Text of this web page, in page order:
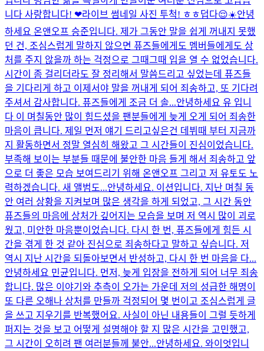
니다 사랑합니다! ❤라이브 썸네일 사진 투척! ㅎㅎ덥다😌☀️안녕
하세요 온앤오프 승준입니다. 제가 그동안 말을 쉽게 꺼내지 못했
던 건, 조심스럽게 말하지 않으면 퓨즈들에게도 멤버들에게도 상
처를 주지 않을까 하는 걱정으로 그때그때 입을 열 수 없었습니다.
시간이 좀 걸리더라도 잘 정리해서 말씀드리고 싶었는데 퓨즈들
을 기다리게 하고 이제서야 말을 꺼내게 되어 죄송하고, 또 기다려
주셔서 감사합니다. 퓨즈들에게 조금 더 솔...안녕하세요 유 입니
다 이 며칠동안 많이 힘드셨을 팬분들에게 늦게 오게 되어 죄송한
마음이 큽니다. 제일 먼저 얘기 드리고싶은건 데뷔때 부터 지금까
지 활동하면서 정말 열심히 해왔고 그 시간들이 진심이었습니다.
부족해 보이는 부분들 때문에 불안한 마음 들게 해서 죄송하고 앞
으로 더 좋은 모습 보여드리기 위해 온앤오프 그리고 저 유토도 노
력하겠습니다. 새 앨범도...안녕하세요. 이션입니다. 지난 며칠 동
안 여러 상황을 지켜보며 많은 생각을 하게 되었고, 그 시간 동안
퓨즈들의 마음에 상처가 깊어지는 모습을 보며 저 역시 많이 괴로
웠고, 미안한 마음뿐이었습니다. 다시 한 번, 퓨즈들에게 힘든 시
간을 겪게 한 것 같아 진심으로 죄송하다고 말하고 싶습니다. 저
역시 지난 시간을 되돌아보면서 반성하고, 다시 한 번 마음을 다...
안녕하세요 민균입니다. 먼저, 늦게 입장을 전하게 되어 너무 죄송
합니다. 많은 이야기와 추측이 오가는 가운데 저의 성급한 해명이
또 다른 오해나 상처를 만들까 걱정되어 몇 번이고 조심스럽게 글
을 쓰고 지우기를 반복했어요. 사실이 아닌 내용들이 그럴 듯하게
퍼지는 것을 보고 어떻게 설명해야 할 지 많은 시간을 고민했고,
그 시간이 오히려 팬 여러분들께 불안...안녕하세요. 와이엇입니